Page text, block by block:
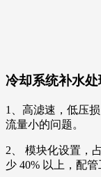
冷却系统补水
1、高滤速，低压
流量小的问题。
2、 模块化设置，
少 40% 以上，配管